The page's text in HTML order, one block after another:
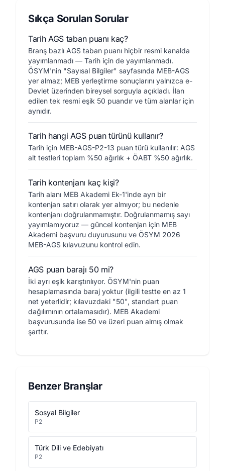
Sıkça Sorulan Sorular
Tarih AGS taban puanı kaç?
Branş bazlı AGS taban puanı hiçbir resmi kanalda
yayımlanmadı — Tarih için de yayımlanmadı.
ÖSYM'nin "Sayısal Bilgiler" sayfasında MEB-AGS
yer almaz; MEB yerleştirme sonuçlarını yalnızca e-
Devlet üzerinden bireysel sorguyla açıkladı. İlan
edilen tek resmi eşik 50 puandır ve tüm alanlar için
aynıdır.
Tarih hangi AGS puan türünü kullanır?
Tarih için MEB-AGS-P2-13 puan türü kullanılır: AGS
alt testleri toplam %50 ağırlık + ÖABT %50 ağırlık.
Tarih kontenjanı kaç kişi?
Tarih alanı MEB Akademi Ek-1'inde ayrı bir
kontenjan satırı olarak yer almıyor; bu nedenle
kontenjanı doğrulanmamıştır. Doğrulanmamış sayı
yayımlamıyoruz — güncel kontenjan için MEB
Akademi başvuru duyurusunu ve ÖSYM 2026
MEB-AGS kılavuzunu kontrol edin.
AGS puan barajı 50 mi?
İki ayrı eşik karıştırılıyor. ÖSYM'nin puan
hesaplamasında baraj yoktur (ilgili testte en az 1
net yeterlidir; kılavuzdaki "50", standart puan
dağılımının ortalamasıdır). MEB Akademi
başvurusunda ise 50 ve üzeri puan almış olmak
şarttır.
Benzer Branşlar
Sosyal Bilgiler
P2
Türk Dili ve Edebiyatı
P2